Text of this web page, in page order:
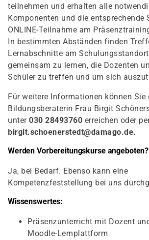
teilnehmen und erhalten alle
Komponenten und die entsprechende
ONLINE-Teilnahme am
In bestimmten Abständen finden
Lernabschnitte am
gemeinsam zu lernen, die Dozenten
Schüler zu treffen und um sich
Für weitere Informationen können Sie
Bildungsberaterin Frau Birgit
unter 030 28493760 erreichen oder
birgit.schoenerstedt@damago.de.
Werden Vorbereitungskurse angeboten?
Ja, bei Bedarf. Ebenso kann eine
Kompetenzfeststellung bei uns
Wissenswertes:
Präsenzunterricht mit Dozent
Moodle-Lernplattform